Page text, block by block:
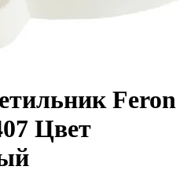
Feron
Цвет